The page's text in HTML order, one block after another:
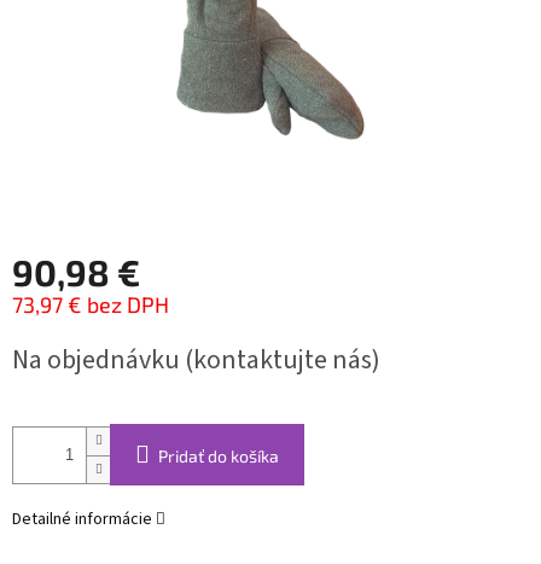
90,98 €
73,97 € bez DPH
cena:
Na objednávku (kontaktujte nás)
Pridať do košíka
Detailné informácie